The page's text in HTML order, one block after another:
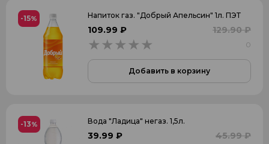
-15% Напиток газ. "Добрый Апельсин" 1л. ПЭТ
109.99 ₽ 129.90 ₽
0
Добавить в корзину
-13% Вода "Ладица" негаз. 1,5л.
39.99 ₽ 45.99 ₽